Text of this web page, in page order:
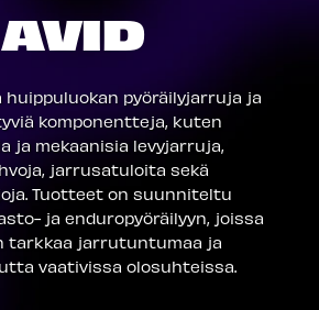
AVID
huippuluokan pyöräilyjarruja ja
komponentteja, kuten
ja mekaanisia levyjarruja,
jarrusatuloita sekä
Tuotteet on suunniteltu
ja enduropyöräilyyn, joissa
tarkkaa jarrutuntumaa ja
vaativissa olosuhteissa.